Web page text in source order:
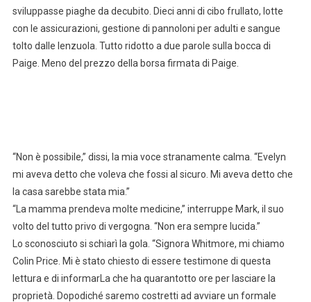
sviluppasse piaghe da decubito. Dieci anni di cibo frullato, lotte
con le assicurazioni, gestione di pannoloni per adulti e sangue
tolto dalle lenzuola. Tutto ridotto a due parole sulla bocca di
Paige. Meno del prezzo della borsa firmata di Paige.
“Non è possibile,” dissi, la mia voce stranamente calma. “Evelyn
mi aveva detto che voleva che fossi al sicuro. Mi aveva detto che
la casa sarebbe stata mia.”
“La mamma prendeva molte medicine,” interruppe Mark, il suo
volto del tutto privo di vergogna. “Non era sempre lucida.”
Lo sconosciuto si schiarì la gola. “Signora Whitmore, mi chiamo
Colin Price. Mi è stato chiesto di essere testimone di questa
lettura e di informarLa che ha quarantotto ore per lasciare la
proprietà. Dopodiché saremo costretti ad avviare un formale